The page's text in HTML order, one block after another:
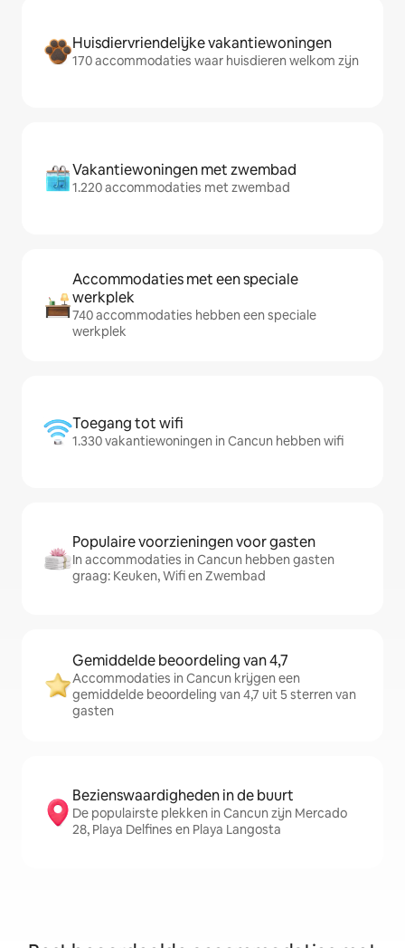
Huisdiervriendelijke vakantiewoningen
170 accommodaties waar huisdieren welkom zijn
Vakantiewoningen met zwembad
1.220 accommodaties met zwembad
Accommodaties met een speciale
werkplek
740 accommodaties hebben een speciale
werkplek
Toegang tot wifi
1.330 vakantiewoningen in Cancun hebben wifi
Populaire voorzieningen voor gasten
In accommodaties in Cancun hebben gasten
graag: Keuken, Wifi en Zwembad
Gemiddelde beoordeling van 4,7
Accommodaties in Cancun krijgen een
gemiddelde beoordeling van 4,7 uit 5 sterren van
gasten
Bezienswaardigheden in de buurt
De populairste plekken in Cancun zijn Mercado
28, Playa Delfines en Playa Langosta